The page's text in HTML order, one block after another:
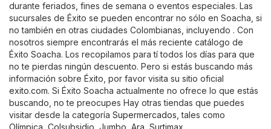
durante feriados, fines de semana o eventos especiales. Las
sucursales de Éxito se pueden encontrar no sólo en Soacha, si
no también en otras ciudades Colombianas, incluyendo . Con
nosotros siempre encontrarás el más reciente catálogo de
Éxito Soacha. Los recopilamos para tí todos los días para que
no te pierdas ningún descuento. Pero si estás buscando más
información sobre Éxito, por favor visita su sitio oficial
exito.com. Si Éxito Soacha actualmente no ofrece lo que estás
buscando, no te preocupes Hay otras tiendas que puedes
visitar desde la categoría Supermercados , tales como